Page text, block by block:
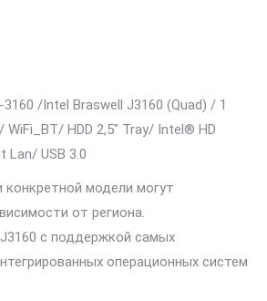
3160 /Intel Braswell J3160 (Quad) / 1
WiFi_BT/ HDD 2,5″ Tray/ Intel® HD
Lan/ USB 3.0
конкретной модели могут
от региона.
с поддержкой самых
операционных систем